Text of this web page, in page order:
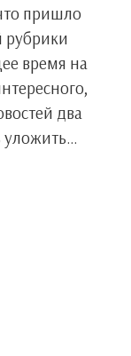
пришло
рубрики
время на
два
уложить…